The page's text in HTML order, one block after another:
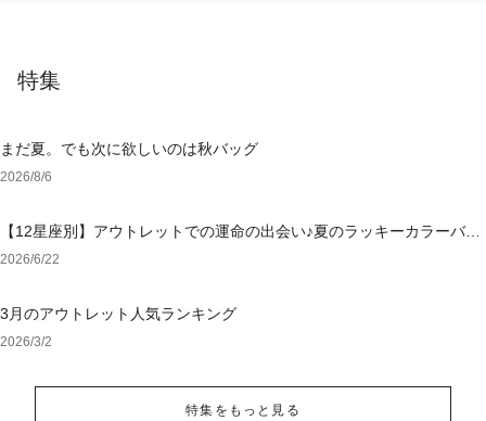
特集
まだ夏。でも次に欲しいのは秋バッグ
2026/8/6
【12星座別】アウトレットでの運命の出会い♪夏のラッキーカラーバッ
グ＆小物
2026/6/22
3月のアウトレット人気ランキング
2026/3/2
特集をもっと見る